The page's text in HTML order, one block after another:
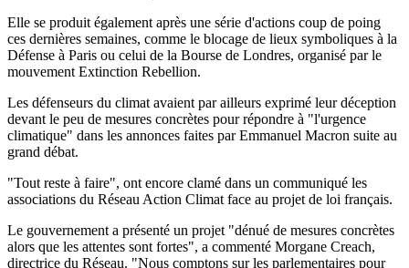
Elle se produit également après une série d'actions coup de poing
ces dernières semaines, comme le blocage de lieux symboliques à la
Défense à Paris ou celui de la Bourse de Londres, organisé par le
mouvement Extinction Rebellion.
Les défenseurs du climat avaient par ailleurs exprimé leur déception
devant le peu de mesures concrètes pour répondre à "l'urgence
climatique" dans les annonces faites par Emmanuel Macron suite au
grand débat.
"Tout reste à faire", ont encore clamé dans un communiqué les
associations du Réseau Action Climat face au projet de loi français.
Le gouvernement a présenté un projet "dénué de mesures concrètes
alors que les attentes sont fortes", a commenté Morgane Creach,
directrice du Réseau. "Nous comptons sur les parlementaires pour